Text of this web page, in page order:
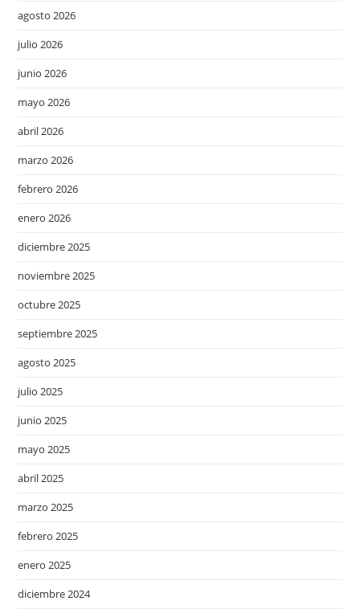
agosto 2026
julio 2026
junio 2026
mayo 2026
abril 2026
marzo 2026
febrero 2026
enero 2026
diciembre 2025
noviembre 2025
octubre 2025
septiembre 2025
agosto 2025
julio 2025
junio 2025
mayo 2025
abril 2025
marzo 2025
febrero 2025
enero 2025
diciembre 2024